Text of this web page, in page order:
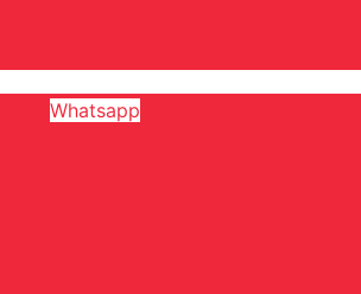
Whatsapp